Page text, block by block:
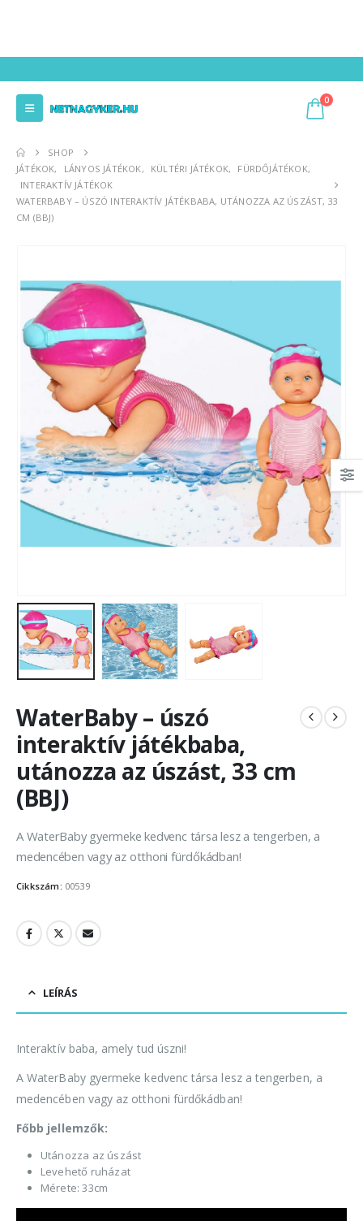
0
SHOP
JÁTÉKOK, LÁNYOS JÁTÉKOK, KÜLTÉRI JÁTÉKOK, FÜRDŐJÁTÉKOK,
INTERAKTÍV JÁTÉKOK
WATERBABY – ÚSZÓ INTERAKTÍV JÁTÉKBABA, UTÁNOZZA AZ ÚSZÁST, 33
CM (BBJ)
WaterBaby – úszó
interaktív játékbaba,
utánozza az úszást, 33 cm
(BBJ)
A WaterBaby gyermeke kedvenc társa lesz a tengerben, a
medencében vagy az otthoni fürdőkádban!
Cikkszám: 00539
LEÍRÁS
Interaktív baba, amely tud úszni!
A WaterBaby gyermeke kedvenc társa lesz a tengerben, a
medencében vagy az otthoni fürdőkádban!
Főbb jellemzők:
Utánozza az úszást
Levehető ruházat
Mérete: 33cm